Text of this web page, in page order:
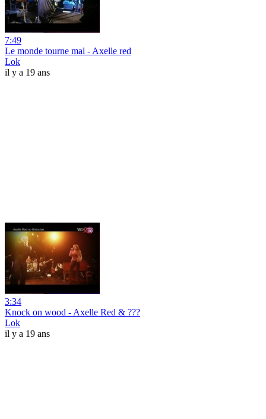
7:49
Le monde tourne mal - Axelle red
Lok
il y a 19 ans
3:34
Knock on wood - Axelle Red & ???
Lok
il y a 19 ans